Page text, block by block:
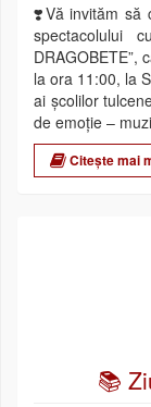
❣️Vă invităm să
spectacolului
DRAGOBETE”,
la ora 11:00, la
ai școlilor
de emoție –
Citește mai
📚